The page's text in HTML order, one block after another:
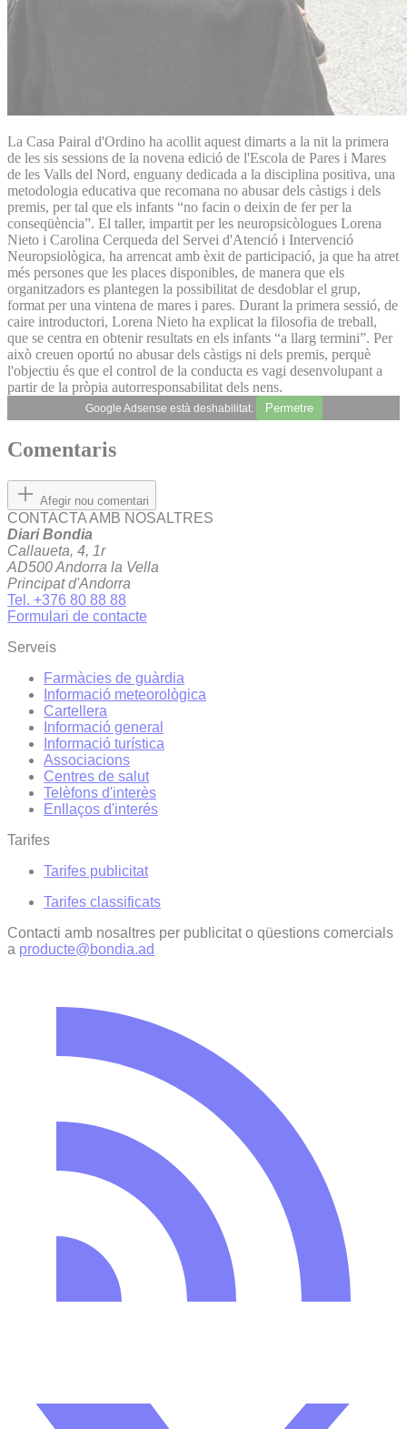
La Casa Pairal d'Ordino ha acollit aquest dimarts a la nit la primera
de les sis sessions de la novena edició de l'Escola de Pares i Mares
de les Valls del Nord, enguany dedicada a la disciplina positiva, una
metodologia educativa que recomana no abusar dels càstigs i dels
premis, per tal que els infants “no facin o deixin de fer per la
conseqüència”. El taller, impartit per les neuropsicòlogues Lorena
Nieto i Carolina Cerqueda del Servei d'Atenció i Intervenció
Neuropsiològica, ha arrencat amb èxit de participació, ja que ha atret
més persones que les places disponibles, de manera que els
organitzadors es plantegen la possibilitat de desdoblar el grup,
format per una vintena de mares i pares. Durant la primera sessió, de
caire introductori, Lorena Nieto ha explicat la filosofia de treball,
que se centra en obtenir resultats en els infants “a llarg termini”. Per
això creuen oportú no abusar dels càstigs ni dels premis, perquè
l'objectiu és que el control de la conducta es vagi desenvolupant a
partir de la pròpia autorresponsabilitat dels nens.
Google Adsense està deshabilitat. Permetre
Comentaris
Afegir nou comentari
CONTACTA AMB NOSALTRES
Diari Bondia
Callaueta, 4, 1r
AD500 Andorra la Vella
Principat d'Andorra
Tel. +376 80 88 88
Formulari de contacte
Serveis
Farmàcies de guàrdia
Informació meteorològica
Cartellera
Informació general
Informació turística
Associacions
Centres de salut
Telèfons d'interès
Enllaços d'interés
Tarifes
Tarifes publicitat
Tarifes classificats
Contacti amb nosaltres per publicitat o qüestions comercials
a producte@bondia.ad